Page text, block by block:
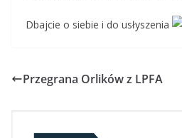
Dbajcie o siebie i do usłyszenia
Przegrana Orlików z LPFA